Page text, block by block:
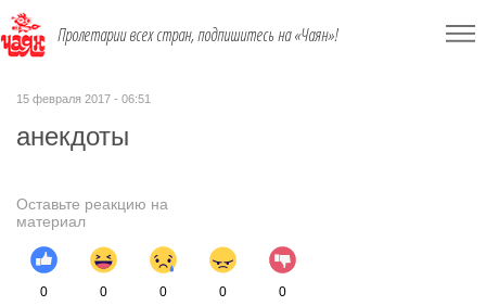
Пролетарии всех стран, подпишитесь на «Чаян»!
15 февраля 2017 - 06:51
анекдоты
Оставьте реакцию на
материал
0 0 0 0 0